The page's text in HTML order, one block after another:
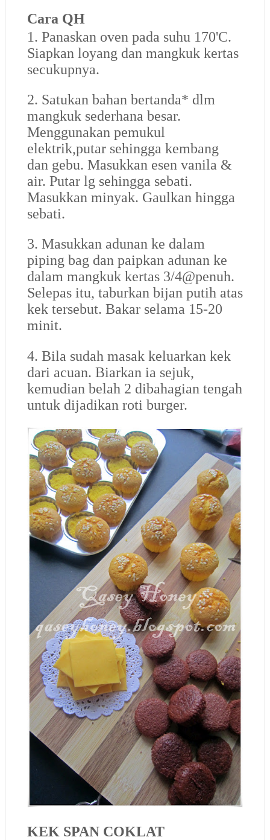
Cara QH
1. Panaskan oven pada suhu 170'C.
Siapkan loyang dan mangkuk kertas
secukupnya.
2. Satukan bahan bertanda* dlm
mangkuk sederhana besar.
Menggunakan pemukul
elektrik,putar sehingga kembang
dan gebu. Masukkan esen vanila &
air. Putar lg sehingga sebati.
Masukkan minyak. Gaulkan hingga
sebati.
3. Masukkan adunan ke dalam
piping bag dan paipkan adunan ke
dalam mangkuk kertas 3/4@penuh.
Selepas itu, taburkan bijan putih atas
kek tersebut. Bakar selama 15-20
minit.
4. Bila sudah masak keluarkan kek
dari acuan. Biarkan ia sejuk,
kemudian belah 2 dibahagian tengah
untuk dijadikan roti burger.
KEK SPAN COKLAT